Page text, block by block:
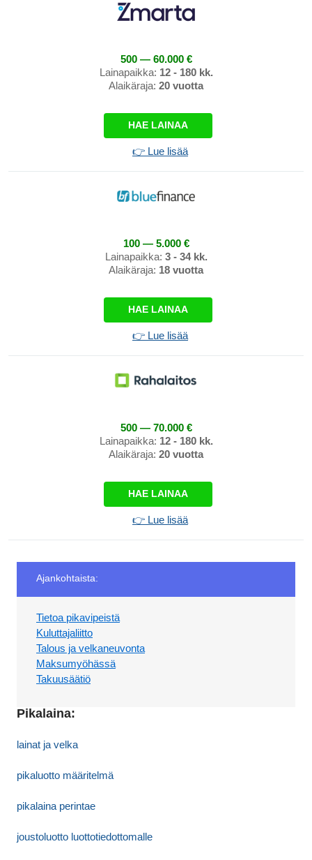
500 — 60.000 €
Lainapaikka: 12 - 180 kk.
Alaikäraja: 20 vuotta
HAE LAINAA
👉 Lue lisää
100 — 5.000 €
Lainapaikka: 3 - 34 kk.
Alaikäraja: 18 vuotta
HAE LAINAA
👉 Lue lisää
500 — 70.000 €
Lainapaikka: 12 - 180 kk.
Alaikäraja: 20 vuotta
HAE LAINAA
👉 Lue lisää
Ajankohtaista:
Tietoa pikavipeistä
Kuluttajaliitto
Talous ja velkaneuvonta
Maksumyöhässä
Takuusäätiö
Pikalaina:
lainat ja velka
pikaluotto määritelmä
pikalaina perintae
joustoluotto luottotiedottomalle